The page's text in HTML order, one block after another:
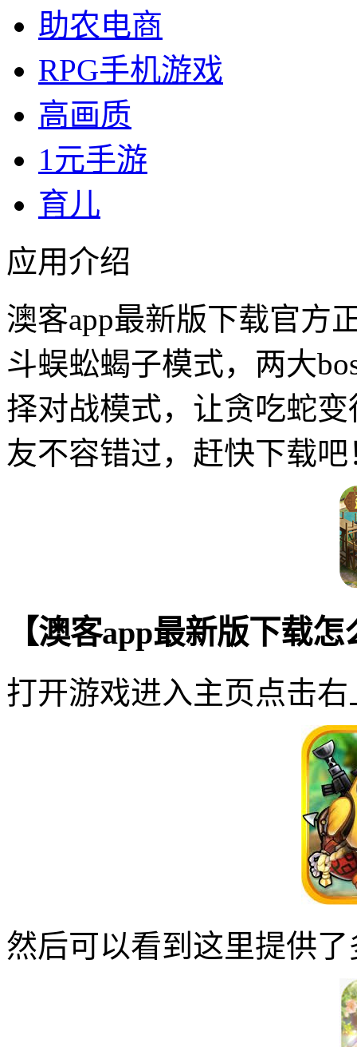
助农电商
RPG手机游戏
高画质
1元手游
育儿
应用介绍
澳客app最新版下载官方
斗蜈蚣蝎子模式，两大
择对战模式，让贪吃蛇
友不容错过，赶快下载吧
【澳客app最新版下载
打开游戏进入主页点击
然后可以看到这里提供